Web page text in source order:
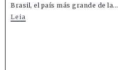
Brasil, el país más grande de la...
Leia